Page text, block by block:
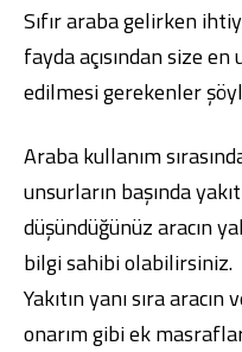
Sıfır araba gelirken
fayda açısından size
edilmesi gerekenler
Araba kullanım
unsurların başında
düşündüğünüz aracın
bilgi sahibi olabilirsiniz.
Yakıtın yanı sıra
onarım gibi ek